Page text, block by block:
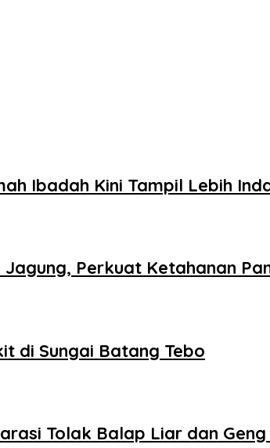
Ibadah Kini Tampil Lebih
Perkuat Ketahanan
di Sungai Batang Tebo
Tolak Balap Liar dan